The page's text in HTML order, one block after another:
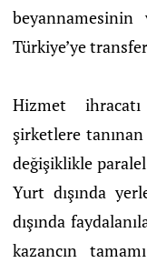
Türkiye’ye
Hizmet ihracatı
şirketlere
değişiklikle
Yurt dışında
dışında
kazancın